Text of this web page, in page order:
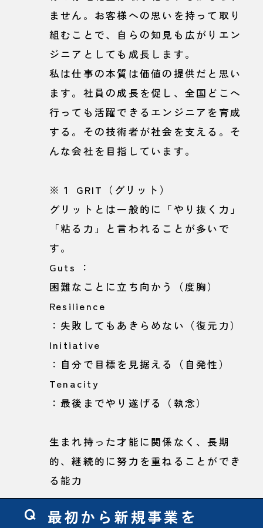
ません。お客様への思いを持って取り
組むことで、自らの知見も広がりエン
ジニアとしても成長します。
私は仕事の本質は価値の提供だと思い
ます。社員の成長を促し、全国どこへ
行っても活躍できるエンジニアを育成
する。その技術者が社会を支える。そ
んな会社を目指しています。
※１ GRIT（グリット）
グリットとは一般的に「やり抜く力」
「粘る力」と言われることが多いで
す。
Guts ：
困難なことに立ち向かう（度胸）
Resilience
：失敗してもあきらめない（復元力）
Initiative
：自分で目標を見据える（自発性）
Tenacity
：最後までやり遂げる（執念）
生まれ持った才能に関係なく、長期
的、継続的に努力を重ねることができ
る能力
最初から新規事業を